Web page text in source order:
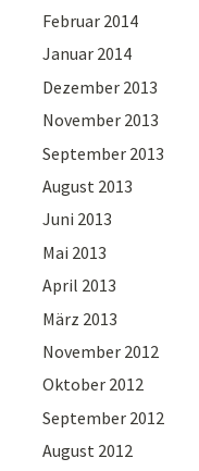
Februar 2014
Januar 2014
Dezember 2013
November 2013
September 2013
August 2013
Juni 2013
Mai 2013
April 2013
März 2013
November 2012
Oktober 2012
September 2012
August 2012